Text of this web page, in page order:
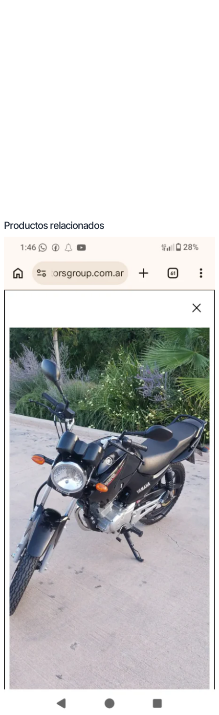
Productos relacionados